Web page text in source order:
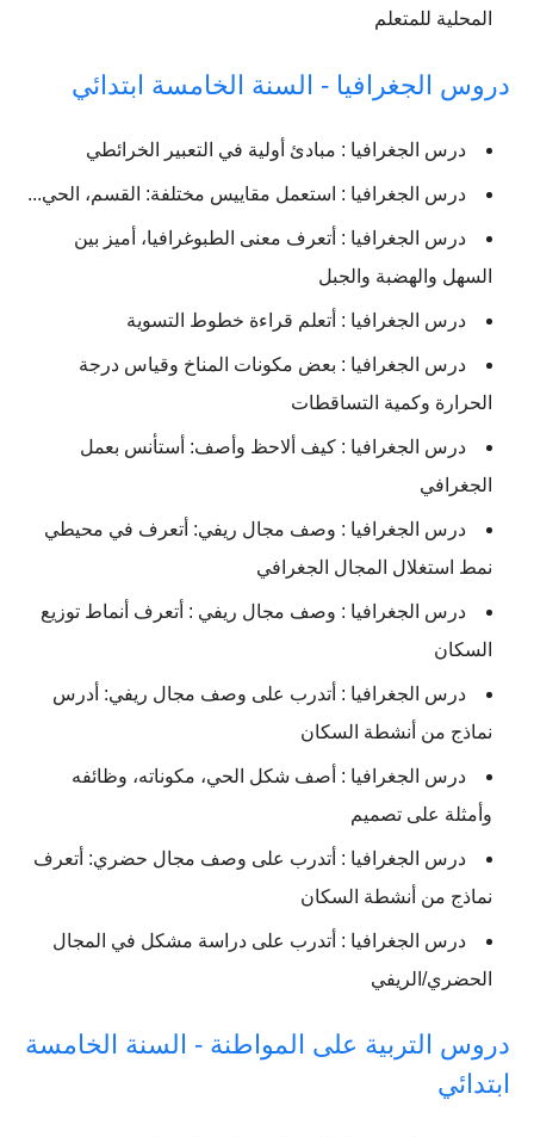
المحلية للمتعلم
دروس الجغرافيا - السنة الخامسة ابتدائي
درس الجغرافيا : مبادئ أولية في التعبير الخرائطي
درس الجغرافيا : استعمل مقاييس مختلفة: القسم، الحي...
درس الجغرافيا : أتعرف معنى الطبوغرافيا، أميز بين
السهل والهضبة والجبل
درس الجغرافيا : أتعلم قراءة خطوط التسوية
درس الجغرافيا : بعض مكونات المناخ وقياس درجة
الحرارة وكمية التساقطات
درس الجغرافيا : كيف ألاحظ وأصف: أستأنس بعمل
الجغرافي
درس الجغرافيا : وصف مجال ريفي: أتعرف في محيطي
نمط استغلال المجال الجغرافي
درس الجغرافيا : وصف مجال ريفي : أتعرف أنماط توزيع
السكان
درس الجغرافيا : أتدرب على وصف مجال ريفي: أدرس
نماذج من أنشطة السكان
درس الجغرافيا : أصف شكل الحي، مكوناته، وظائفه
وأمثلة على تصميم
درس الجغرافيا : أتدرب على وصف مجال حضري: أتعرف
نماذج من أنشطة السكان
درس الجغرافيا : أتدرب على دراسة مشكل في المجال
الحضري/الريفي
دروس التربیة على المواطنة - السنة الخامسة
ابتدائي